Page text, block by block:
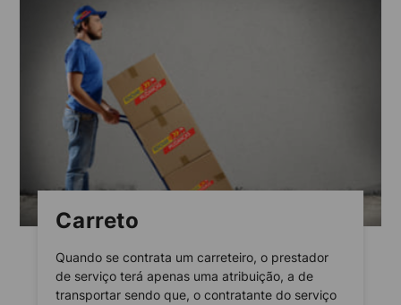
Carreto
Quando se contrata um carreteiro, o prestador
de serviço terá apenas uma atribuição, a de
transportar sendo que, o contratante do serviço